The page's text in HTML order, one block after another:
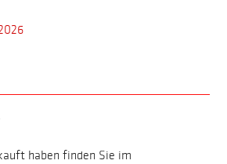
haben finden Sie im